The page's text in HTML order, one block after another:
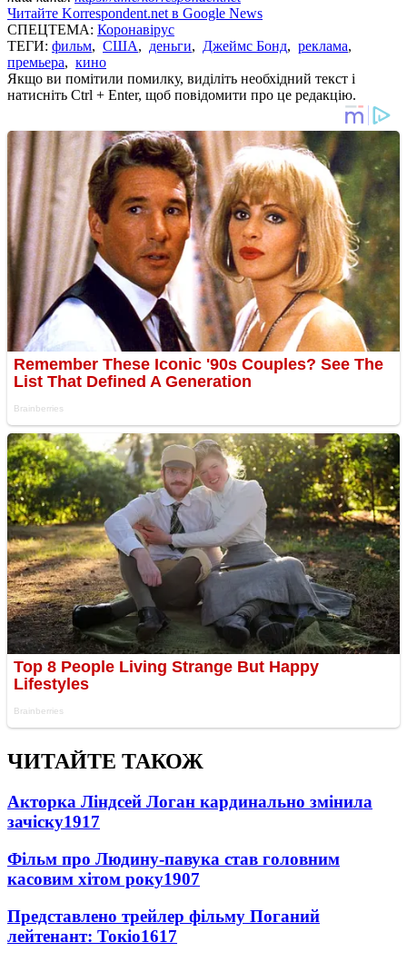
Читайте Korrespondent.net в Google News
СПЕЦТЕМА: Коронавірус
ТЕГИ: фильм, США, деньги, Джеймс Бонд, реклама,
премьера, кино
Якщо ви помітили помилку, виділіть необхідний текст і
натисніть Ctrl + Enter, щоб повідомити про це редакцію.
ЧИТАЙТЕ ТАКОЖ
Акторка Ліндсей Логан кардинально змінила
зачіску1917
Фільм про Людину-павука став головним
касовим хітом року1907
Представлено трейлер фільму Поганий
лейтенант: Токіо1617